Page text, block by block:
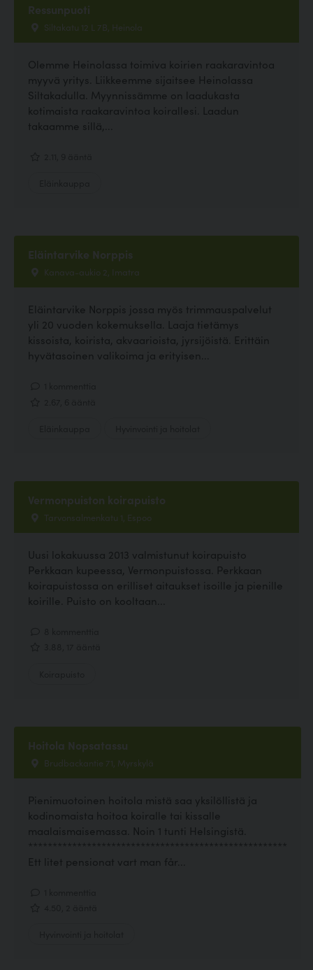
Ressunpuoti
Siltakatu 12 L 7B, Heinola
Olemme Heinolassa toimiva koirien raakaravintoa
myyvä yritys. Liikkeemme sijaitsee Heinolassa
Siltakadulla. Myynnissämme on laadukasta
kotimaista raakaravintoa koirallesi. Laadun
takaamme sillä,...
Eläintarvike Norppis
Kanava-aukio 2, Imatra
Eläintarvike Norppis jossa myös trimmauspalvelut
yli 20 vuoden kokemuksella. Laaja tietämys
kissoista, koirista, akvaarioista, jyrsijöistä. Erittäin
hyvätasoinen valikoima ja erityisen...
Vermonpuiston koirapuisto
Tarvonsalmenkatu 1, Espoo
Uusi lokakuussa 2013 valmistunut koirapuisto
Perkkaan kupeessa, Vermonpuistossa. Perkkaan
koirapuistossa on erilliset aitaukset isoille ja pienille
koirille. Puisto on kooltaan...
Hoitola Nopsatassu
Brudbackantie 71, Myrskylä
Pienimuotoinen hoitola mistä saa yksilöllistä ja
kodinomaista hoitoa koiralle tai kissalle
maalaismaisemassa. Noin 1 tunti Helsingistä.
Ett litet pensionat vart man får...